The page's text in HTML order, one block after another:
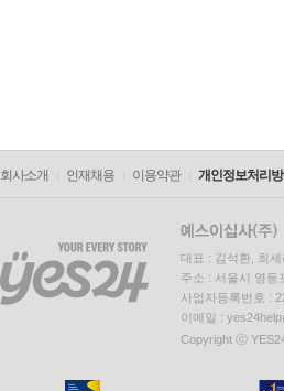
회사소개 인재채용 이용약관 개인정보처리
대표 : 김석환, 최세
주소 : 서울시 영등
사업자등록번호 :
이메일 :
Copyright ⓒ